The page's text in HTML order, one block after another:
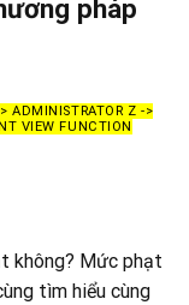
pháp
ADMINISTRATOR Z ->
VIEW FUNCTION
không? Mức phạt
tìm hiểu cùng